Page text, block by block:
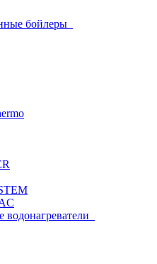
бойлеры
водонагреватели